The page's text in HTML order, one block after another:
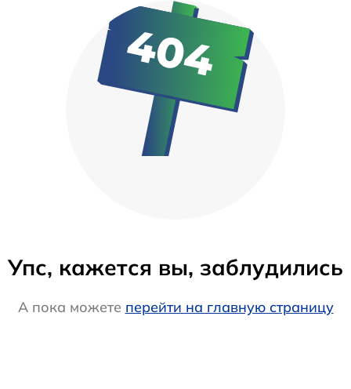
Упс, кажется вы, заблудились
А пока можете перейти на главную страницу